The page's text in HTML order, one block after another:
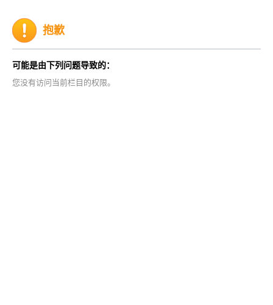
抱歉
可能是由下列问题导致的：
您没有访问当前栏目的权限。